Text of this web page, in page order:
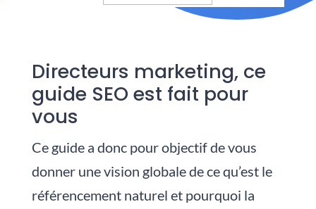
Directeurs marketing, ce
guide SEO est fait pour
vous
Ce guide a donc pour objectif de vous
donner une vision globale de ce qu’est le
référencement naturel et pourquoi la